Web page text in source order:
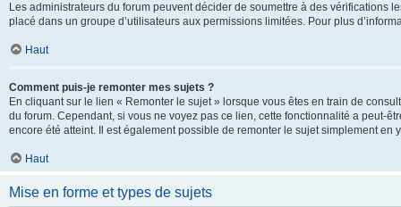
Les administrateurs du forum peuvent décider de soumettre à des vérifications
placé dans un groupe d’utilisateurs aux permissions limitées. Pour plus
Haut
Comment puis-je remonter mes sujets ?
En cliquant sur le lien « Remonter le sujet » lorsque vous êtes en train de
du forum. Cependant, si vous ne voyez pas ce lien, cette fonctionnalité a peut-
encore été atteint. Il est également possible de remonter le sujet simplement
Haut
Mise en forme et types de sujets